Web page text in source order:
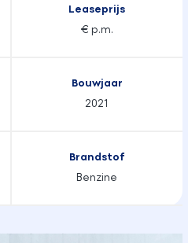
Leaseprijs
€ p.m.
Bouwjaar
2021
Brandstof
Benzine